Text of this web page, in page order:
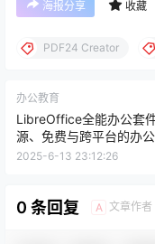
海报分享 收藏
PDF24 Creator
办公教育
LibreOffice全能办公套
源、免费与跨平台的办
2025-6-13 23:12:26
0 条回复 A 文章作者